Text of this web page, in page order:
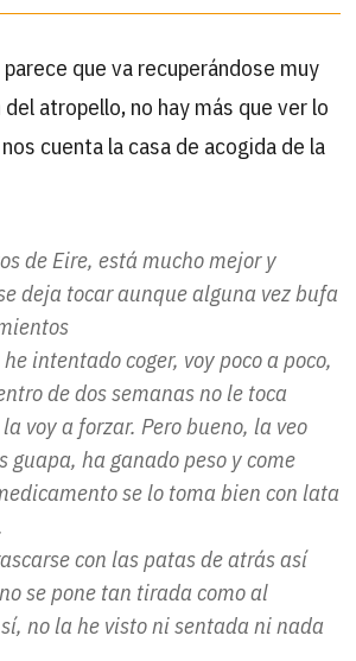
parece que va recuperándose muy
del atropello, no hay más que ver lo
cuenta la casa de acogida de la
de Eire, está mucho mejor y
deja tocar aunque alguna vez bufa
intentado coger, voy poco a poco,
de dos semanas no le toca
voy a forzar. Pero bueno, la veo
guapa, ha ganado peso y come
se lo toma bien con lata
con las patas de atrás así
se pone tan tirada como al
no la he visto ni sentada ni nada